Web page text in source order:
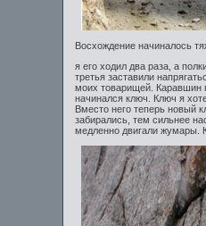
Восхождение начиналось
я его ходил два раза, а
третья заставили
моих товарищей. Каравшин
начинался ключ. Ключ я
Вместо него теперь новый
забирались, тем сильнее
медленно двигали жумары.